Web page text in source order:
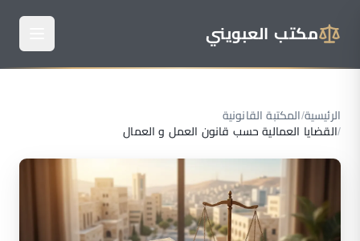
مكتب العبويني
الرئيسية/المكتبة القانونية
/القضايا العمالية حسب قانون العمل و العمال